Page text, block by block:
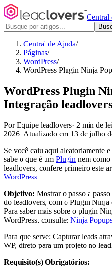
Central
Central de Ajuda/
Páginas/
WordPress/
WordPress Plugin Ninja
WordPress Plugin
Integração leadlovers
Por Equipe leadlovers· 2 min de
2026· Atualizado em 13 de julho
Se você caiu aqui aleatoriamente
sabe o que é um Plugin nem como
leadlovers, confere primeiro este
WordPress
Objetivo: Mostrar o passo a
do leadlovers, com o Plugin Ninja
Para saber mais sobre o plugin
WordPress, consulte: Ninja
Para que serve: Capturar leads
WP, direto para um projeto no
Requisito(s) Obrigatórios: